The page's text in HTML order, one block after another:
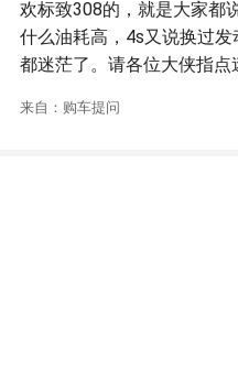
欢标致308的，就是大家都
什么油耗高，4s又说换过
都迷茫了。请各位大侠指点
来自：购车提问